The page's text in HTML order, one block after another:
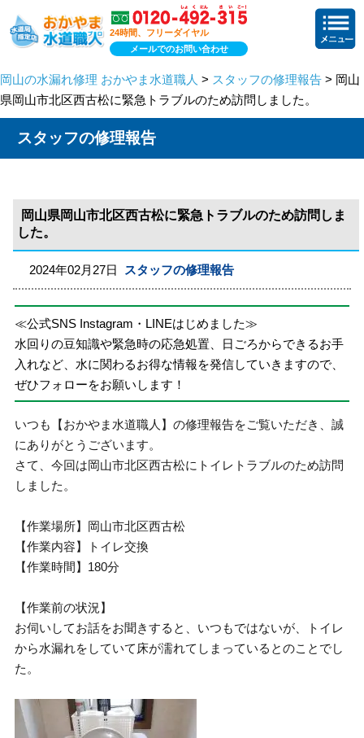
24時間、フリーダイヤル
メールでのお問い合わせ
岡山の水漏れ修理 おかやま水道職人 > スタッフの修理報告 > 岡山
県岡山市北区西古松に緊急トラブルのため訪問しました。
スタッフの修理報告
岡山県岡山市北区西古松に緊急トラブルのため訪問しま
した。
2024年02月27日 スタッフの修理報告
≪公式SNS Instagram・LINEはじめました≫
水回りの豆知識や緊急時の応急処置、日ごろからできるお手
入れなど、水に関わるお得な情報を発信していきますので、
ぜひフォローをお願いします！
いつも【おかやま水道職人】の修理報告をご覧いただき、誠
にありがとうございます。
さて、今回は岡山市北区西古松にトイレトラブルのため訪問
しました。
【作業場所】岡山市北区西古松
【作業内容】トイレ交換
【作業時間】180分
【作業前の状況】
お伺いしてお話をお聞きすると、いつもではないが、トイレ
から水漏れをしていて床が濡れてしまっているとのことでし
た。